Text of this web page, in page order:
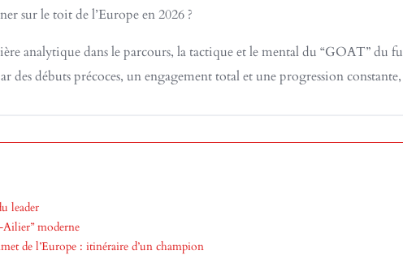
sur le toit de l’Europe en 2026 ?
analytique dans le parcours, la tactique et le mental du “GOAT” du
des débuts précoces, un engagement total et une progression
leader
moderne
de l’Europe : itinéraire d’un champion